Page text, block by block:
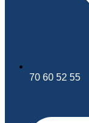
70 60 52 55